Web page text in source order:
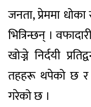
जनता, प्रेममा
भित्रिन्छन् ।
खोज्ने निर्दयी
तहहरू थपेको छ र
गरेको छ ।